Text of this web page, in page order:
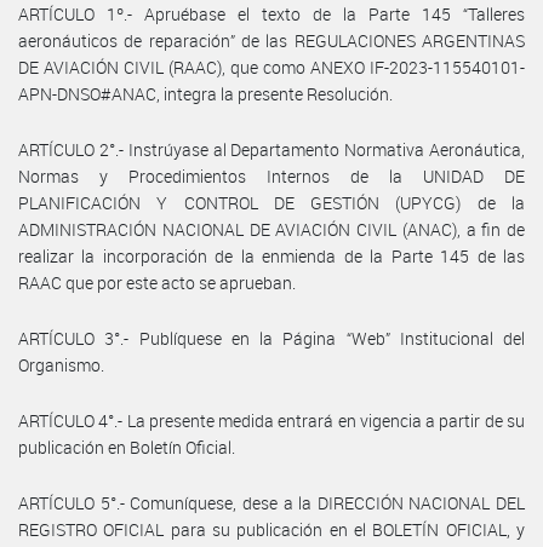
ARTÍCULO 1º.- Apruébase el texto de la Parte 145 “Talleres
aeronáuticos de reparación” de las REGULACIONES ARGENTINAS
DE AVIACIÓN CIVIL (RAAC), que como ANEXO IF-2023-115540101-
APN-DNSO#ANAC, integra la presente Resolución.
ARTÍCULO 2°.- Instrúyase al Departamento Normativa Aeronáutica,
Normas y Procedimientos Internos de la UNIDAD DE
PLANIFICACIÓN Y CONTROL DE GESTIÓN (UPYCG) de la
ADMINISTRACIÓN NACIONAL DE AVIACIÓN CIVIL (ANAC), a fin de
realizar la incorporación de la enmienda de la Parte 145 de las
RAAC que por este acto se aprueban.
ARTÍCULO 3°.- Publíquese en la Página “Web” Institucional del
Organismo.
ARTÍCULO 4°.- La presente medida entrará en vigencia a partir de su
publicación en Boletín Oficial.
ARTÍCULO 5°.- Comuníquese, dese a la DIRECCIÓN NACIONAL DEL
REGISTRO OFICIAL para su publicación en el BOLETÍN OFICIAL, y